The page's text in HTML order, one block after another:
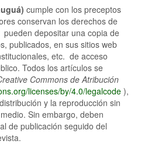
cumple con los preceptos
conservan los derechos de
depositar una copia de
publicados, en sus sitios web
etc. de acceso
Todos los artículos se
Commons de Atribución
licenses/by/4.0/legalcode ),
y la reproducción sin
Sin embargo, deben
de publicación seguido del